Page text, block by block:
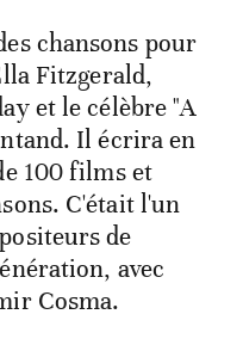
chansons pour
Fitzgerald,
et le célèbre "A
Il écrira en
100 films et
C'était l'un
de
avec
Cosma.